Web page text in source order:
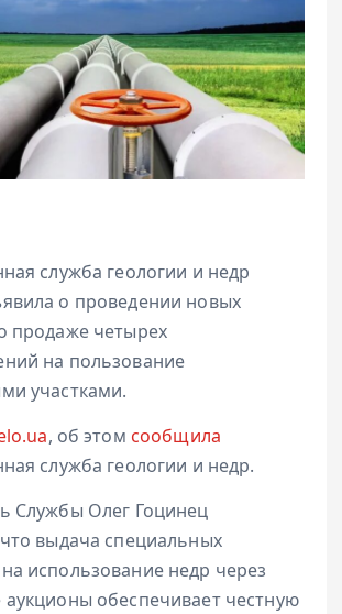
служба геологии и недр
о проведении новых
продаже четырех
на пользование
участками.
, об этом сообщила
служба геологии и недр.
Службы Олег Гоцинец
выдача специальных
использование недр через
аукционы обеспечивает честную